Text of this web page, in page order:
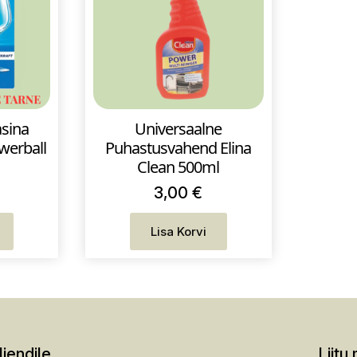
Universaalne
Puhastusvahend Elina
Clean 500ml
3,00€
Lisa Korvi